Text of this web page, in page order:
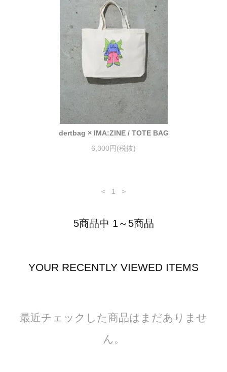
dertbag × IMA:ZINE / TOTE BAG
6,300円(税抜)
< 1 >
5商品中 1～5商品
YOUR RECENTLY VIEWED ITEMS
最近チェックした商品はまだありませ
ん。